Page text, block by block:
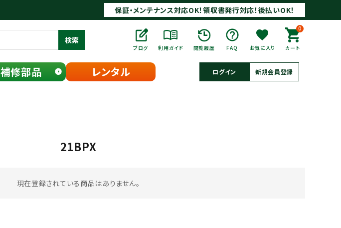
保証・メンテナンス対応OK！領収書発行対応！後払いOK！
検索
ブログ 利用ガイド 閲覧履歴 FAQ お気に入り
0
カート
補修部品 レンタル ログイン 新規会員登録
21BPX
現在登録されている商品はありません。